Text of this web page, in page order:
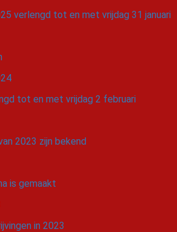
verlengd tot en met vrijdag 31 januari
tot en met vrijdag 2 februari
2023 zijn bekend
is gemaakt
in 2023